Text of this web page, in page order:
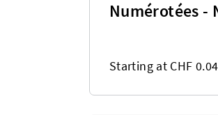
Numérotées -
Starting at CHF 0.04